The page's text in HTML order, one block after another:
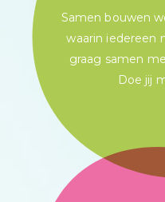
Samen bouwen
waarin iedereen
graag samen
Doe jij